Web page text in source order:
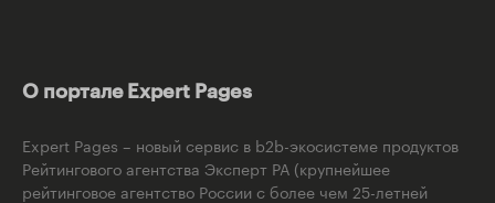
О портале Expert Pages
Expert Pages – новый сервис в b2b-экосистеме продуктов
Рейтингового агентства Эксперт РА (крупнейшее
рейтинговое агентство России с более чем 25-летней